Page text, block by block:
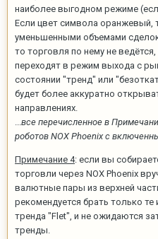
наиболее выгодном режиме
Если цвет символа оранжевый,
уменьшенными объемами
то торговля по нему не
переходят в режим выхода с
состоянии "тренд" или
будет более аккуратно
направлениях.
...все перечисленное в
роботов NOX Phoenix с
Примечание 4: если вы
торговли через NOX Phoenix
валютные пары из верхней
рекомендуется брать только те
тренда "Flet", и не ожидаются
тренды.